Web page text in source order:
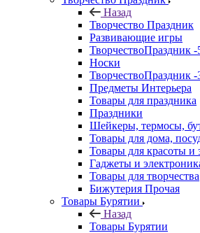
Назад
Творчество Праздник
Развивающие игры
ТворчествоПраздник -
Носки
ТворчествоПраздник -
Предметы Интерьера
Товары для праздника
Праздники
Шейкеры, термосы,
Товары для дома,
Товары для красоты и
Гаджеты и
Товары для творчества
Бижутерия Прочая
Товары Бурятии
Назад
Товары Бурятии